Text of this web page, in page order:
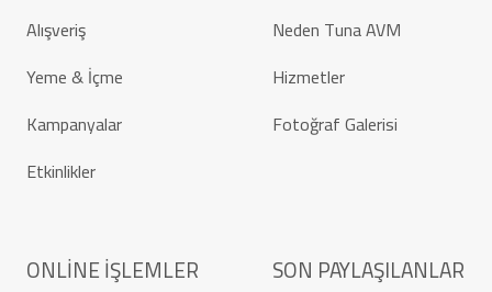
Alışveriş
Yeme & İçme
Kampanyalar
Etkinlikler
Neden Tuna AVM
Hizmetler
Fotoğraf Galerisi
ONLINE İŞLEMLER SON PAYLAŞILANLAR